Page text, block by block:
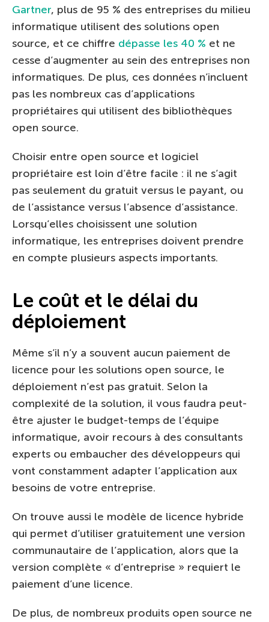
Gartner, plus de 95 % des entreprises du milieu
informatique utilisent des solutions open
source, et ce chiffre dépasse les 40 % et ne
cesse d’augmenter au sein des entreprises non
informatiques. De plus, ces données n’incluent
pas les nombreux cas d’applications
propriétaires qui utilisent des bibliothèques
open source.
Choisir entre open source et logiciel
propriétaire est loin d’être facile : il ne s’agit
pas seulement du gratuit versus le payant, ou
de l’assistance versus l’absence d’assistance.
Lorsqu’elles choisissent une solution
informatique, les entreprises doivent prendre
en compte plusieurs aspects importants.
Le coût et le délai du
déploiement
Même s’il n’y a souvent aucun paiement de
licence pour les solutions open source, le
déploiement n’est pas gratuit. Selon la
complexité de la solution, il vous faudra peut-
être ajuster le budget-temps de l’équipe
informatique, avoir recours à des consultants
experts ou embaucher des développeurs qui
vont constamment adapter l’application aux
besoins de votre entreprise.
On trouve aussi le modèle de licence hybride
qui permet d’utiliser gratuitement une version
communautaire de l’application, alors que la
version complète « d’entreprise » requiert le
paiement d’une licence.
De plus, de nombreux produits open source ne